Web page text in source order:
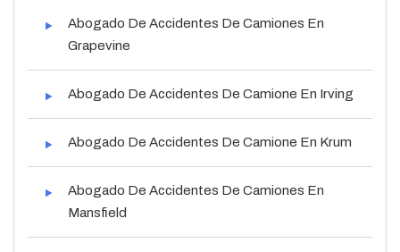
Abogado De Accidentes De Camiones En
Grapevine
Abogado De Accidentes De Camione En Irving
Abogado De Accidentes De Camione En Krum
Abogado De Accidentes De Camiones En
Mansfield